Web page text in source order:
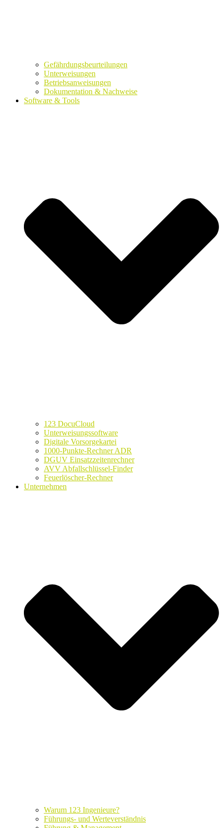
Gefährdungsbeurteilungen
Unterweisungen
Betriebsanweisungen
Dokumentation & Nachweise
Software & Tools
123 DocuCloud
Unterweisungssoftware
Digitale Vorsorgekartei
1000-Punkte-Rechner ADR
DGUV Einsatzzeitenrechner
AVV Abfallschlüssel-Finder
Feuerlöscher-Rechner
Unternehmen
Warum 123 Ingenieure?
Führungs- und Werteverständnis